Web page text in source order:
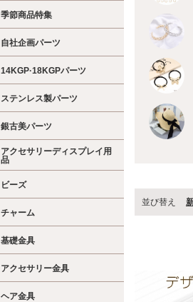
季節商品特集
自社企画パーツ
14KGP·18KGPパーツ
ステンレス製パーツ
銀古美パーツ
アクセサリーディスプレイ用
品
ビーズ
チャーム
基礎金具
アクセサリー金具
ヘア金具
並び替え